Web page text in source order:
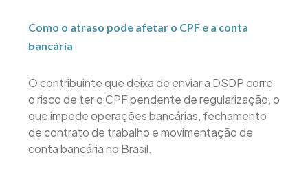
Como o atraso pode afetar o CPF e a conta
bancária
O contribuinte que deixa de enviar a DSDP corre
o risco de ter o CPF pendente de regularização, o
que impede operações bancárias, fechamento
de contrato de trabalho e movimentação de
conta bancária no Brasil.